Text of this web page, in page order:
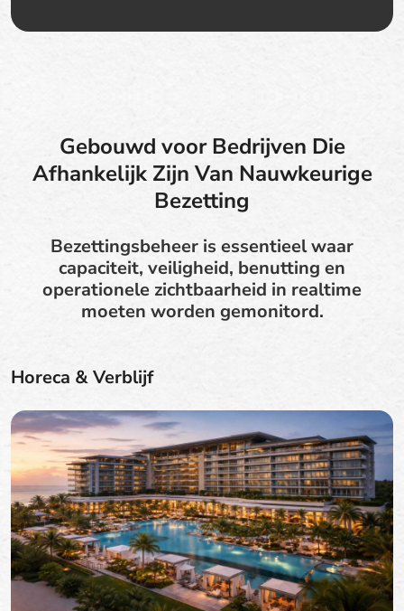
Gebouwd voor Bedrijven Die
Afhankelijk Zijn Van Nauwkeurige
Bezetting
Bezettingsbeheer is essentieel waar
capaciteit, veiligheid, benutting en
operationele zichtbaarheid in realtime
moeten worden gemonitord.
Horeca & Verblijf